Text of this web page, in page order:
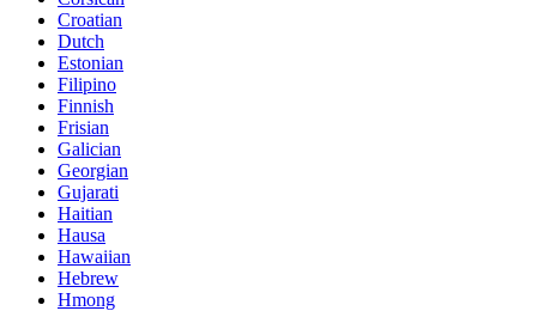
Croatian
Dutch
Estonian
Filipino
Finnish
Frisian
Galician
Georgian
Gujarati
Haitian
Hausa
Hawaiian
Hebrew
Hmong